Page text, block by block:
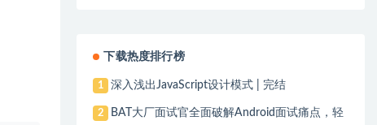
下载热度排行榜
1 深入浅出JavaScript设计模式 | 完结
2
BAT大厂面试官全面破解Android面试痛点，轻